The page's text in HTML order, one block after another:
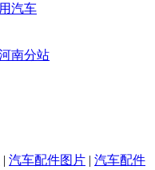
汽车
南分站
| 汽车配件图片 | 汽车配件